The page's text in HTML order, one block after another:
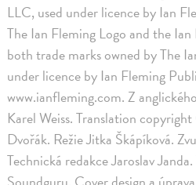
LLC, used under licence by Ian
The Ian Fleming Logo and the
both trade marks owned by The
under licence by Ian Fleming
www.ianfleming.com. Z
Karel Weiss. Translation
Dvořák. Režie Jitka Škápíková.
Technická redakce Jaroslav